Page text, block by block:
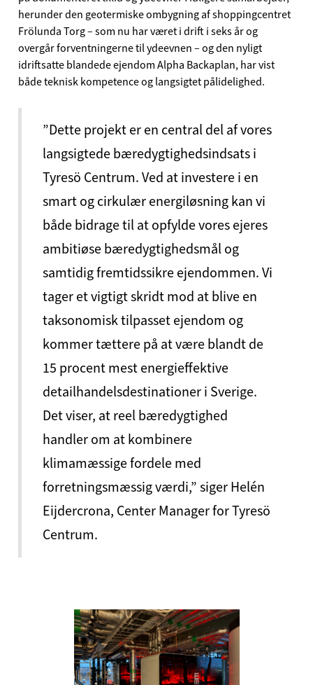
herunder den geotermiske ombygning af shoppingcentret
Frölunda Torg – som nu har været i drift i seks år og
overgår forventningerne til ydeevnen – og den nyligt
idriftsatte blandede ejendom Alpha Backaplan, har vist
både teknisk kompetence og langsigtet pålidelighed.
”Dette projekt er en central del af vores
langsigtede bæredygtighedsindsats i
Tyresö Centrum. Ved at investere i en
smart og cirkulær energiløsning kan vi
både bidrage til at opfylde vores ejeres
ambitiøse bæredygtighedsmål og
samtidig fremtidssikre ejendommen. Vi
tager et vigtigt skridt mod at blive en
taksonomisk tilpasset ejendom og
kommer tættere på at være blandt de
15 procent mest energieffektive
detailhandelsdestinationer i Sverige.
Det viser, at reel bæredygtighed
handler om at kombinere
klimamæssige fordele med
forretningsmæssig værdi,” siger Helén
Eijdercrona, Center Manager for Tyresö
Centrum.